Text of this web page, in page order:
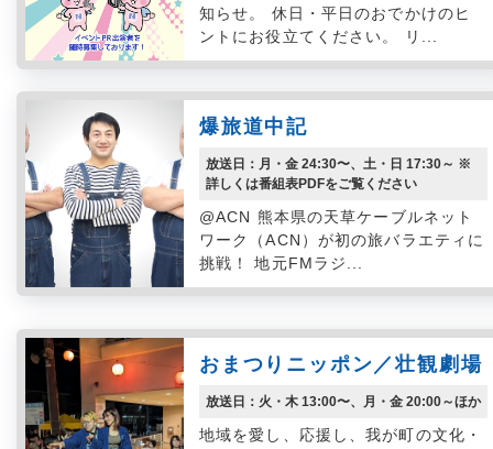
知らせ。 休日・平日のおでかけのヒ
ントにお役立てください。 リ...
爆旅道中記
放送日：月・金 24:30〜、土・日 17:30～ ※
詳しくは番組表PDFをご覧ください
@ACN 熊本県の天草ケーブルネット
ワーク（ACN）が初の旅バラエティに
挑戦！ 地元FMラジ...
おまつりニッポン／壮観劇場
放送日：火・木 13:00〜、月・金 20:00～ほか
地域を愛し、応援し、我が町の文化・